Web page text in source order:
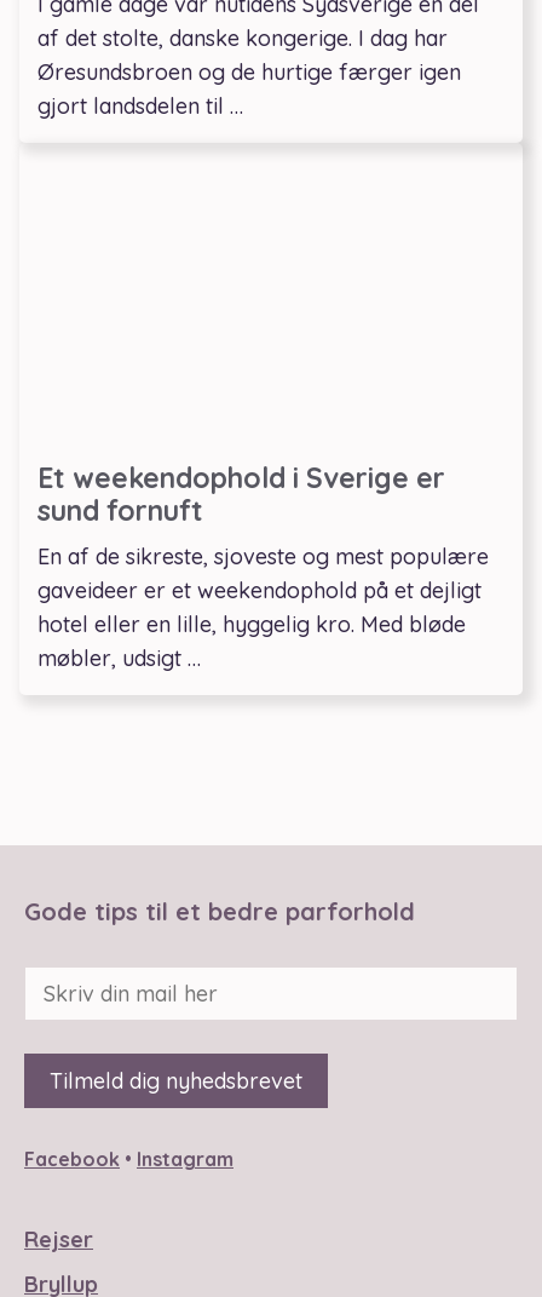
af det stolte, danske kongerige. I dag har
Øresundsbroen og de hurtige færger igen
gjort landsdelen til …
Et weekendophold i Sverige er
sund fornuft
En af de sikreste, sjoveste og mest populære
gaveideer er et weekendophold på et dejligt
hotel eller en lille, hyggelig kro. Med bløde
møbler, udsigt …
Gode tips til et bedre parforhold
Facebook • Instagram
Rejser
Bryllup